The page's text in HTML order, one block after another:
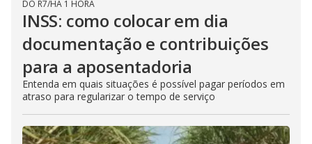
DO R7/HÁ 1 HORA
INSS: como colocar em dia
documentação e contribuições
para a aposentadoria
Entenda em quais situações é possível pagar períodos em
atraso para regularizar o tempo de serviço